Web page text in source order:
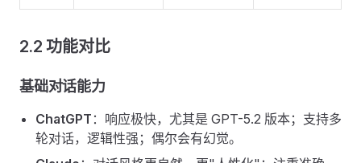
2.2 功能对比
基础对话能力
ChatGPT ：响应极快，尤其是 GPT-5.2 版本；支持多
轮对话，逻辑性强；偶尔会有幻觉。